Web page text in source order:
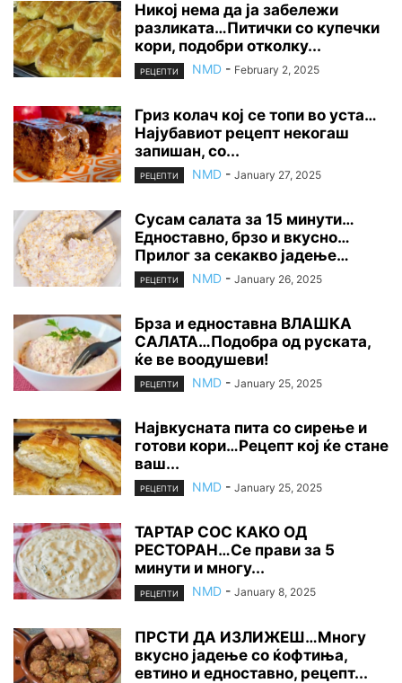
Никој нема да ја забележи
разликата…Питички со купечки
кори, подобри отколку...
РЕЦЕПТИ NMD - February 2, 2025
Гриз колач кој се топи во уста…
Најубавиот рецепт некогаш
запишан, со...
РЕЦЕПТИ NMD - January 27, 2025
Сусам салата за 15 минути…
Едноставно, брзо и вкусно…
Прилог за секакво јадење…
РЕЦЕПТИ NMD - January 26, 2025
Брза и едноставна ВЛАШКА
САЛАТА…Подобра од руската,
ќе ве воодушеви!
РЕЦЕПТИ NMD - January 25, 2025
Највкусната пита со сирење и
готови кори…Рецепт кој ќе стане
ваш...
РЕЦЕПТИ NMD - January 25, 2025
ТАРТАР СОС КАКО ОД
РЕСТОРАН…Се прави за 5
минути и многу...
РЕЦЕПТИ NMD - January 8, 2025
ПРСТИ ДА ИЗЛИЖЕШ…Многу
вкусно јадење со ќофтиња,
евтино и едноставно, рецепт...